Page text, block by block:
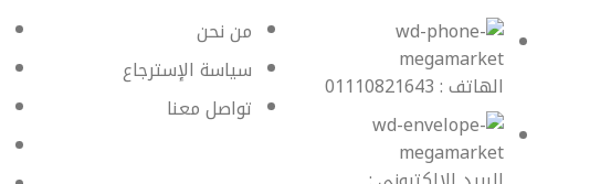
الهاتف : 01110821643
من نحن
سياسة الإسترجاع
تواصل معنا